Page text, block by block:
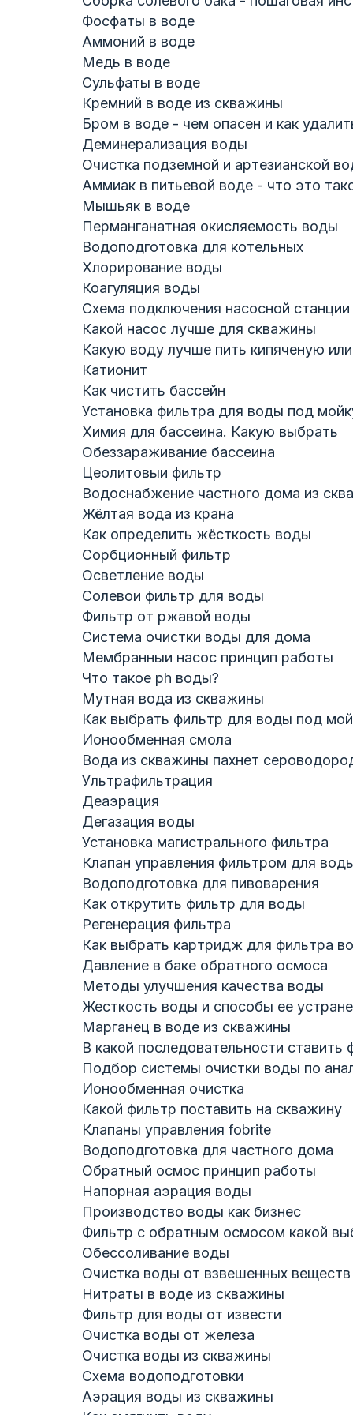
Фосфаты в воде
Аммоний в воде
Медь в воде
Сульфаты в воде
Кремний в воде из скважины
Бром в воде - чем опасен и как
Деминерализация воды
Очистка подземной и артезианской
Аммиак в питьевой воде - что это
Мышьяк в воде
Перманганатная окисляемость воды
Водоподготовка для котельных
Хлорирование воды
Коагуляция воды
Схема подключения насосной станции
Какой насос лучше для скважины
Какую воду лучше пить кипяченую
Катионит
Как чистить бассейн
Установка фильтра для воды под
Химия для бассеина. Какую выбрать
Обеззараживание бассеина
Цеолитовыи фильтр
Водоснабжение частного дома из
Жёлтая вода из крана
Как определить жёсткость воды
Сорбционный фильтр
Осветление воды
Солевои фильтр для воды
Фильтр от ржавой воды
Система очистки воды для дома
Мембранныи насос принцип работы
Что такое ph воды?
Мутная вода из скважины
Как выбрать фильтр для воды под
Ионообменная смола
Вода из скважины пахнет
Ультрафильтрация
Деаэрация
Дегазация воды
Установка магистрального фильтра
Клапан управления фильтром для
Водоподготовка для пивоварения
Как открутить фильтр для воды
Регенерация фильтра
Как выбрать картридж для фильтра
Давление в баке обратного осмоса
Методы улучшения качества воды
Жесткость воды и способы ее
Марганец в воде из скважины
В какой последовательности
Подбор системы очистки воды по
Ионообменная очистка
Какой фильтр поставить на скважину
Клапаны управления fobrite
Водоподготовка для частного дома
Обратный осмос принцип работы
Напорная аэрация воды
Производство воды как бизнес
Фильтр с обратным осмосом какой
Обессоливание воды
Очистка воды от взвешенных веществ
Нитраты в воде из скважины
Фильтр для воды от извести
Очистка воды от железа
Очистка воды из скважины
Схема водоподготовки
Аэрация воды из скважины